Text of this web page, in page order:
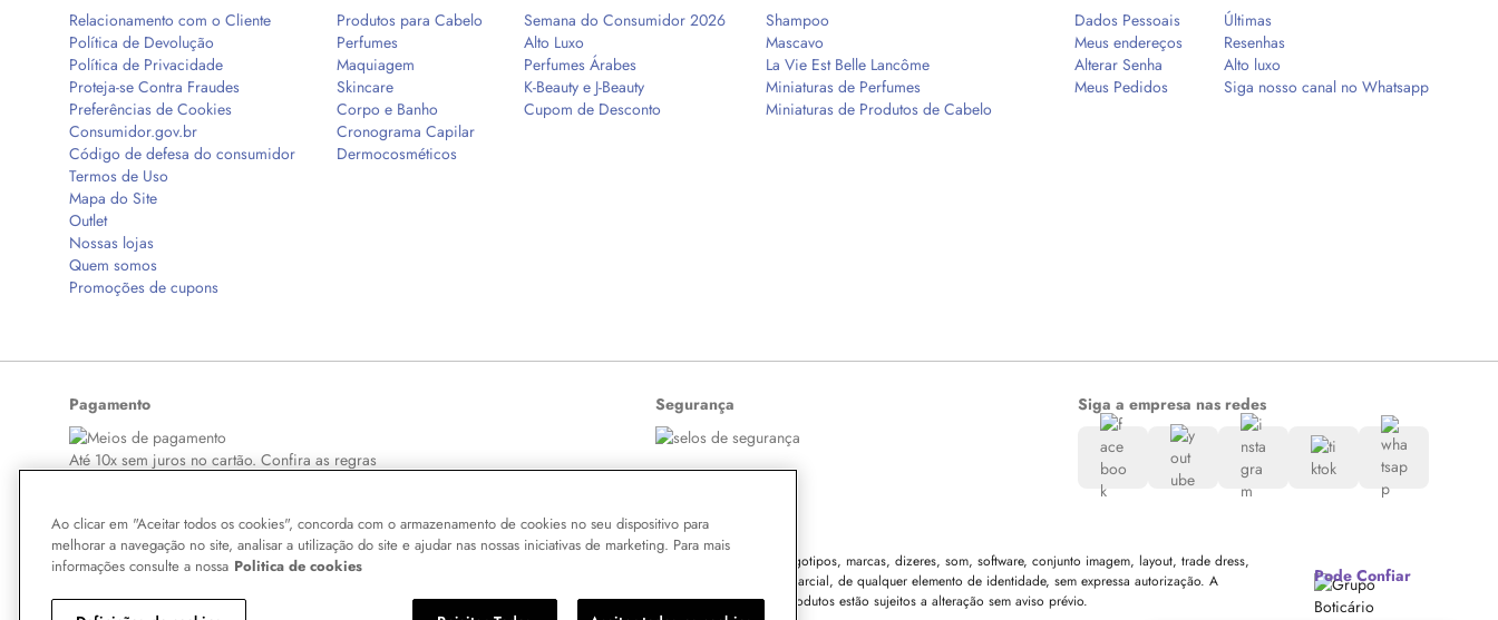
Relacionamento com o Cliente
Política de Devolução
Política de Privacidade
Proteja-se Contra Fraudes
Preferências de Cookies
Consumidor.gov.br
Código de defesa do consumidor
Termos de Uso
Mapa do Site
Outlet
Nossas lojas
Quem somos
Promoções de cupons
Produtos para Cabelo
Perfumes
Maquiagem
Skincare
Corpo e Banho
Cronograma Capilar
Dermocosméticos
Semana do Consumidor 2026
Alto Luxo
Perfumes Árabes
K-Beauty e J-Beauty
Cupom de Desconto
Shampoo
Mascavo
La Vie Est Belle Lancôme
Miniaturas de Perfumes
Miniaturas de Produtos de Cabelo
Dados Pessoais
Meus endereços
Alterar Senha
Meus Pedidos
Últimas
Resenhas
Alto luxo
Siga nosso canal no Whatsapp
Pagamento
Até 10x sem juros no cartão. Confira as regras
Segurança Siga a empresa nas redes
Copyright © 2026 BelezaNaWeb.com.br. Todos os direitos reservados. Todo o conteúdo do site, todas as fotos, imagens, logotipos, marcas, dizeres, som, software, conjunto imagem, layout, trade dress,
aqui veiculados são de propriedade exclusiva da Boticário Produto de Beleza Ltda. É vedada qualquer reprodução, total ou parcial, de qualquer elemento de identidade, sem expressa autorização. A
violação de qualquer direito mencionado implicará na responsabilização cível e criminal nos termos da Lei. Os preços dos produtos estão sujeitos a alteração sem aviso prévio.
Pode Confiar
Ao clicar em "Aceitar todos os cookies", concorda com o armazenamento de cookies no seu dispositivo para
melhorar a navegação no site, analisar a utilização do site e ajudar nas nossas iniciativas de marketing. Para mais
informações consulte a nossa Politica de cookies